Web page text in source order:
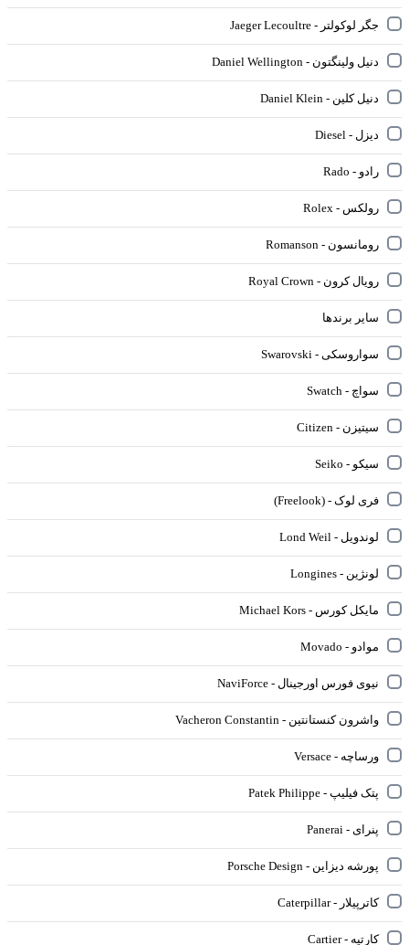
جگر لوکولتر - Jaeger Lecoultre
دنیل ولینگتون - Daniel Wellington
دنیل کلین - Daniel Klein
دیزل - Diesel
رادو - Rado
رولکس - Rolex
رومانسون - Romanson
رویال کرون - Royal Crown
سایر برندها
سواروسکی - Swarovski
سواچ - Swatch
سیتیزن - Citizen
سیکو - Seiko
فری لوک - (Freelook)
لوندویل - Lond Weil
لونژین - Longines
مایکل کورس - Michael Kors
موادو - Movado
نیوی فورس اورجینال - NaviForce
واشرون کنستانتین - Vacheron Constantin
ورساچه - Versace
پتک فیلیپ - Patek Philippe
پنرای - Panerai
پورشه دیزاین - Porsche Design
کاترپیلار - Caterpillar
کارتیه - Cartier